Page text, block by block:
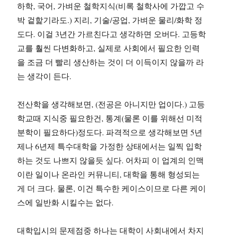
하학, 국어, 가벼운 철학지식(비록 철학사에 가깝고 수
박 겉핥기라도.) 지리, 기술/공업, 가벼운 물리/화학 정
도다. 이걸 3년간 가르친다고 생각하면 오버다. 고등학
교를 훨씬 다변화하고, 실제로 사회에서 필요한 인력
을 조금 더 빨리 생산하는 것이 더 이득이지 않을까 라
는 생각이 든다.
전산학을 생각해보면, (전공은 아니지만 업이다.) 고등
학교때 지식중 필요한건, 통계(물론 이를 위해선 미적
분학이 필요하다)정도다. 파격적으로 생각해보면 5년
제나 6년제 특수대학을 가정한 상태에서는 일찍 입학
하는 것도 나쁘지 않을듯 싶다. 어차피 이 업계의 인맥
이란 일이나 온라인 커뮤니티, 대학을 통해 형성되는
게 더 크다. 물론, 이건 특수한 케이스이므로 다른 케이
스에 일반화 시킬수는 없다.
대학입시의 문제점중 하나는 대학이 사회내에서 차지